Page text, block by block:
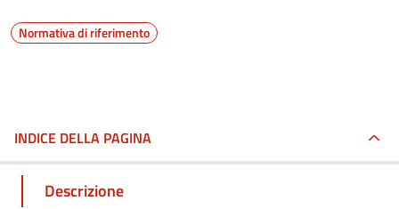
Normativa di riferimento
INDICE DELLA PAGINA
Descrizione